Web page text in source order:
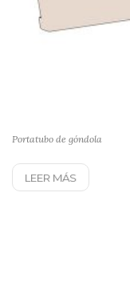
Portatubo de góndola
LEER MÁS